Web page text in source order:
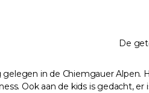
De
in de Chiemgauer
Ook aan de kids is gedacht,